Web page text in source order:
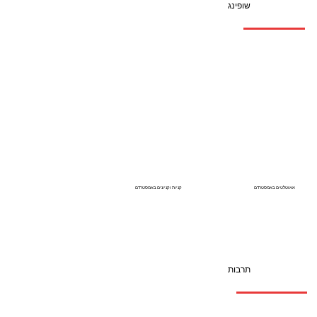
שופינג
קניות וקניונים באמסטרדם אאוטלטים באמסטרדם
תרבות